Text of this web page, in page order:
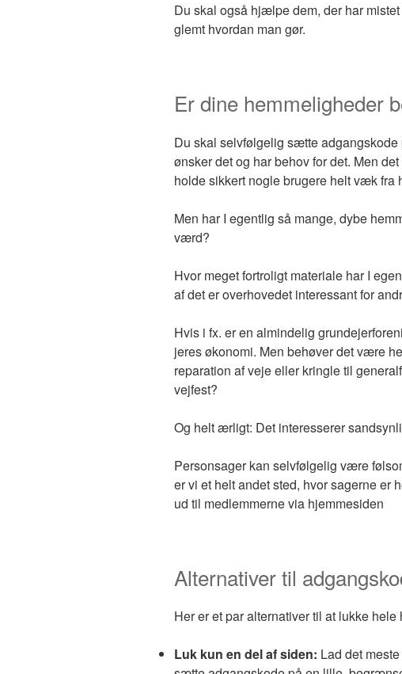
Du skal også hjælpe dem, der har
glemt hvordan man gør.
Er dine hemmeligheder
Du skal selvfølgelig sætte
ønsker det og har behov for det. Men
holde sikkert nogle brugere helt væk fra
Men har I egentlig så mange, dybe
værd?
Hvor meget fortroligt materiale har I
af det er overhovedet interessant for
Hvis i fx. er en almindelig
jeres økonomi. Men behøver det være
reparation af veje eller kringle til
vejfest?
Og helt ærligt: Det interesserer
Personsager kan selvfølgelig være
er vi et helt andet sted, hvor sagerne er
ud til medlemmerne via hjemmesiden
Alternativer til
Her er et par alternativer til at lukke
Luk kun en del af siden: Lad det